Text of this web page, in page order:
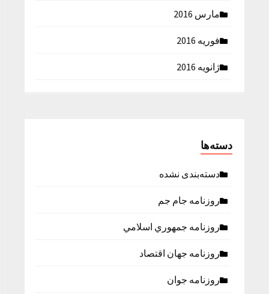
مارس 2016
فوریه 2016
ژانویه 2016
دسته‌ها
دسته‌بندی نشده
روزنامه جام جم
روزنامه جمهوري اسلامي
روزنامه جهان اقتصاد
روزنامه جوان